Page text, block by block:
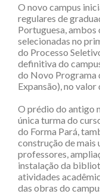
O novo campus
regulares de
Portuguesa, ambos
selecionadas no
do Processo
definitiva do
do Novo Programa
Expansão), no valor
O prédio do antigo
única turma do
do Forma Pará,
construção de mais
professores,
instalação da
atividades
das obras do